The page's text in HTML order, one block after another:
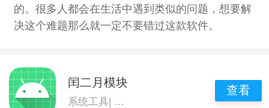
的。很多人都会在生活中遇到类似的问题，想要解
决这个难题那么就一定不要错过这款软件。
闰二月模块
系统工具| 微信强制撤回助手 微信防撤回
查看